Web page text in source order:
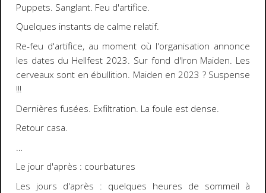
Puppets. Sanglant. Feu d'artifice.
Quelques instants de calme relatif.
Re-feu d'artifice, au moment où l'organisation annonce
les dates du Hellfest 2023. Sur fond d'Iron Maiden. Les
cerveaux sont en ébullition. Maiden en 2023 ? Suspense
!!!
Dernières fusées. Exfiltration. La foule est dense.
Retour casa.
…
Le jour d'après : courbatures
Les jours d'après : quelques heures de sommeil à